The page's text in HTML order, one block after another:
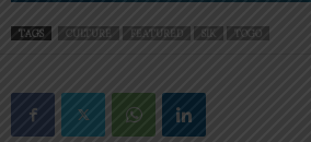
TAGS CULTURE FEATURED SIK TOGO